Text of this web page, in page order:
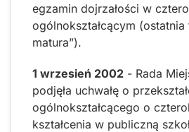
egzamin dojrzałości w
ogólnokształcącym (ostatnia
matura”).
1 wrzesień 2002 - Rada
podjęła uchwałę o
ogólnokształcącego o
kształcenia w publiczną